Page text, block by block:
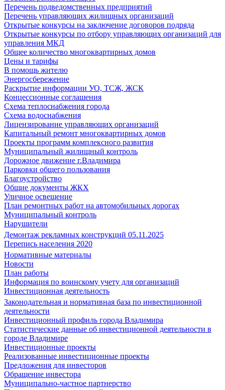
Перечень подведомственных предприятий
Перечень управляющих жилищных организаций
Открытые конкурсы на заключение договоров подряда
Открытые конкурсы по отбору управляющих организаций для
управления МКД
Общее количество многоквартирных домов
Цены и тарифы
В помощь жителю
Энергосбережение
Раскрытие информации УО, ТСЖ, ЖСК
Концессионные соглашения
Схема теплоснабжения города
Схема водоснабжения
Лицензирование управляющих организаций
Капитальный ремонт многоквартирных домов
Проекты программ комплексного развития
Муниципальный жилищный контроль
Дорожное движение г.Владимира
Парковки общего пользования
Благоустройство
Общие документы ЖКХ
Уличное освещение
План ремонтных работ на автомобильных дорогах
Муниципальный контроль
Нарушители
Демонтаж рекламных конструкций 05.11.2025
Перепись населения 2020
Нормативные материалы
Новости
План работы
Информация по воинскому учету для организаций
Инвестиционная деятельность
Законодательная и нормативная база по инвестиционной
деятельности
Инвестиционный профиль города Владимира
Статистические данные об инвестиционной деятельности в
городе Владимире
Инвестиционные проекты
Реализованные инвестиционные проекты
Предложения для инвесторов
Обращение инвестора
Муниципально-частное партнерство